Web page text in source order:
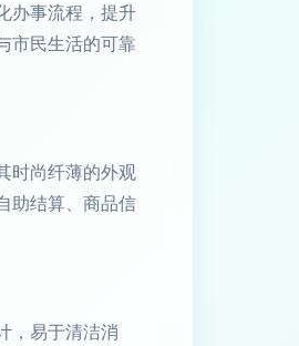
办事流程，提升
市民生活的可靠
时尚纤薄的外观
助结算、商品信
，易于清洁消